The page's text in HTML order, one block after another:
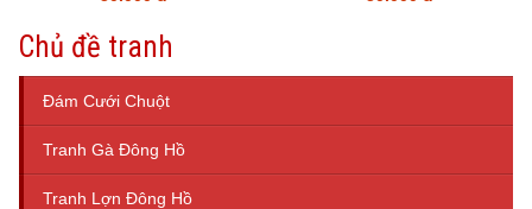
Chủ đề tranh
Đám Cưới Chuột
Tranh Gà Đông Hồ
Tranh Lợn Đông Hồ